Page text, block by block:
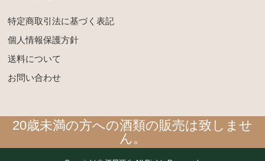
特定商取引法に基づく表記
個人情報保護方針
送料について
お問い合わせ
20歳未満の方への酒類の販売は致しませ
ん。